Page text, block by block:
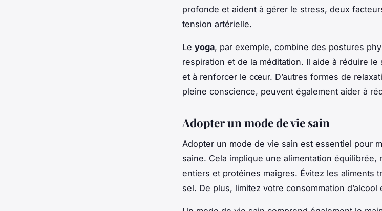
profonde et aident à gérer le stress, deux
tension artérielle.
Le yoga, par exemple, combine des postures
respiration et de la méditation. Il aide à réduire
et à renforcer le cœur. D’autres formes de
pleine conscience, peuvent également aider à
Adopter un mode de vie sain
Adopter un mode de vie sain est essentiel pour
saine. Cela implique une alimentation
entiers et protéines maigres. Évitez les aliments
sel. De plus, limitez votre consommation